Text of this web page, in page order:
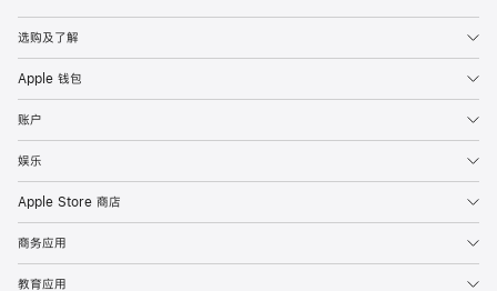
选购及了解
Apple 钱包
账户
娱乐
Apple Store 商店
商务应用
教育应用